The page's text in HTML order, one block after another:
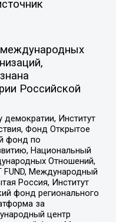
Российской
Институт
Фонд Открытое
фонд по
Национальный
Отношений,
FUND, Международный
Россия, Институт
фонд регионального
за
центр